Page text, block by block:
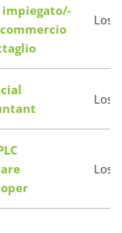
impiegato/-